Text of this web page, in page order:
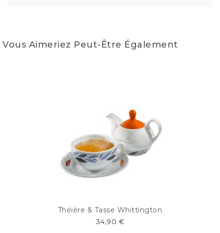
Vous Aimeriez Peut-Être Également
Théière & Tasse Whittington
34,90 €